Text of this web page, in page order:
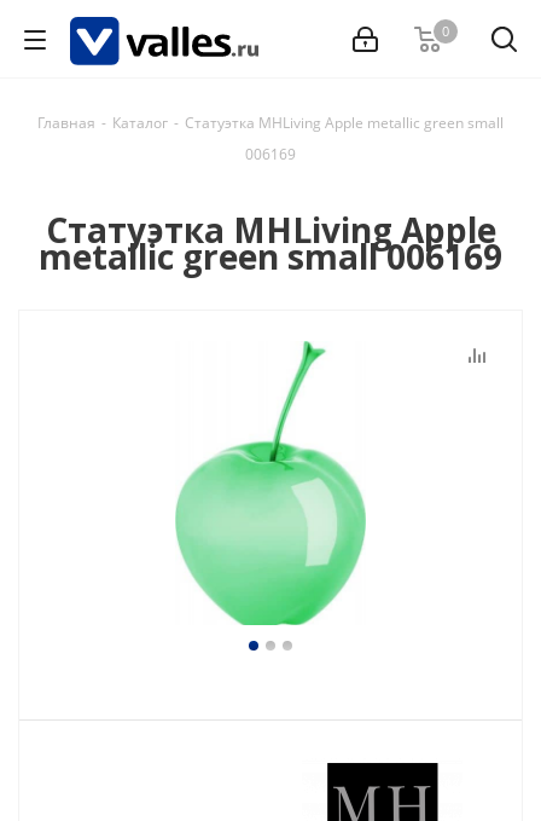
0
Главная - Каталог - Статуэтка MHLiving Apple metallic green small
006169
Статуэтка MHLiving Apple
metallic green small 006169